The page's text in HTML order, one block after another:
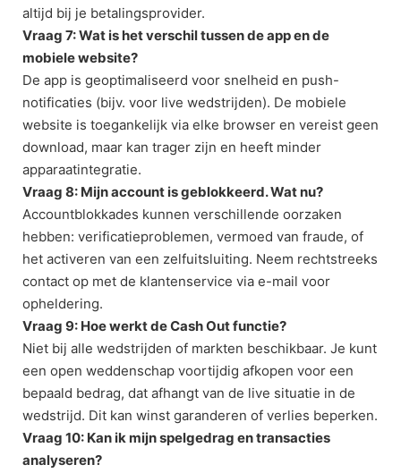
altijd bij je betalingsprovider.
Vraag 7: Wat is het verschil tussen de app en de
mobiele website?
De app is geoptimaliseerd voor snelheid en push-
notificaties (bijv. voor live wedstrijden). De mobiele
website is toegankelijk via elke browser en vereist geen
download, maar kan trager zijn en heeft minder
apparaatintegratie.
Vraag 8: Mijn account is geblokkeerd. Wat nu?
Accountblokkades kunnen verschillende oorzaken
hebben: verificatieproblemen, vermoed van fraude, of
het activeren van een zelfuitsluiting. Neem rechtstreeks
contact op met de klantenservice via e-mail voor
opheldering.
Vraag 9: Hoe werkt de Cash Out functie?
Niet bij alle wedstrijden of markten beschikbaar. Je kunt
een open weddenschap voortijdig afkopen voor een
bepaald bedrag, dat afhangt van de live situatie in de
wedstrijd. Dit kan winst garanderen of verlies beperken.
Vraag 10: Kan ik mijn spelgedrag en transacties
analyseren?